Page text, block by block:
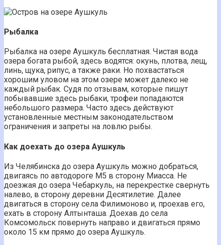
Рыбалка
Рыбалка на озере Аушкуль бесплатная. Чистая вода
озера богата рыбой, здесь водятся: окунь, плотва, лещ,
линь, щука, рипус, а также раки. Но похвастаться
хорошим уловом на этом озере может далеко не
каждый рыбак. Судя по отзывам, которые пишут
побывавшие здесь рыбаки, трофеи попадаются
небольшого размера. Часто здесь действуют
установленные местным законодательством
ограничения и запреты на ловлю рыбы.
Как доехать до озера Аушкуль
Из Челябинска до озера Аушкуль можно добраться,
двигаясь по автодороге М5 в сторону Миасса. Не
доезжая до озера Чебаркуль, на перекрестке свернуть
налево, в сторону деревни Десятилетие. Далее
двигаться в сторону села Филимоново и, проехав его,
ехать в сторону Алтынташа. Доехав до села
Комсомольск повернуть направо и двигаться прямо
около 15 км прямо до озера Аушкуль.